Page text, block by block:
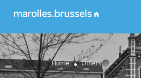
Home Others